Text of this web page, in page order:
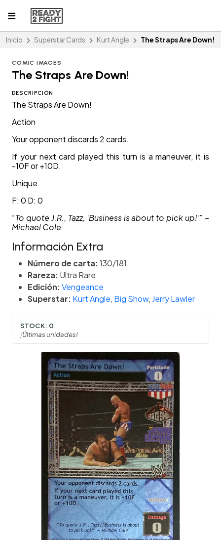
Inicio Superstar Cards Kurt Angle The Straps Are Down!
COMIC IMAGES
The Straps Are Down!
DESCRIPCIÓN
The Straps Are Down!
Action
Your opponent discards 2 cards.
If your next card played this turn is a maneuver, it is
-10F or +10D.
Unique
F: 0 D: 0
“To quote J.R., Tazz, ‘Business is about to pick up!’” –
Michael Cole
Información Extra
Número de carta:130/181
Rareza: Ultra Rare
Edición:Vengeance
Superstar: Kurt Angle, Big Show, Jerry Lawler
STOCK: 0
¡Últimas unidades!